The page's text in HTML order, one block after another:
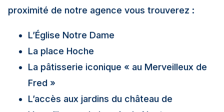
proximité de notre agence vous trouverez :
L’Église Notre Dame
La place Hoche
La pâtisserie iconique « au Merveilleux de
Fred »
L’accès aux jardins du château de